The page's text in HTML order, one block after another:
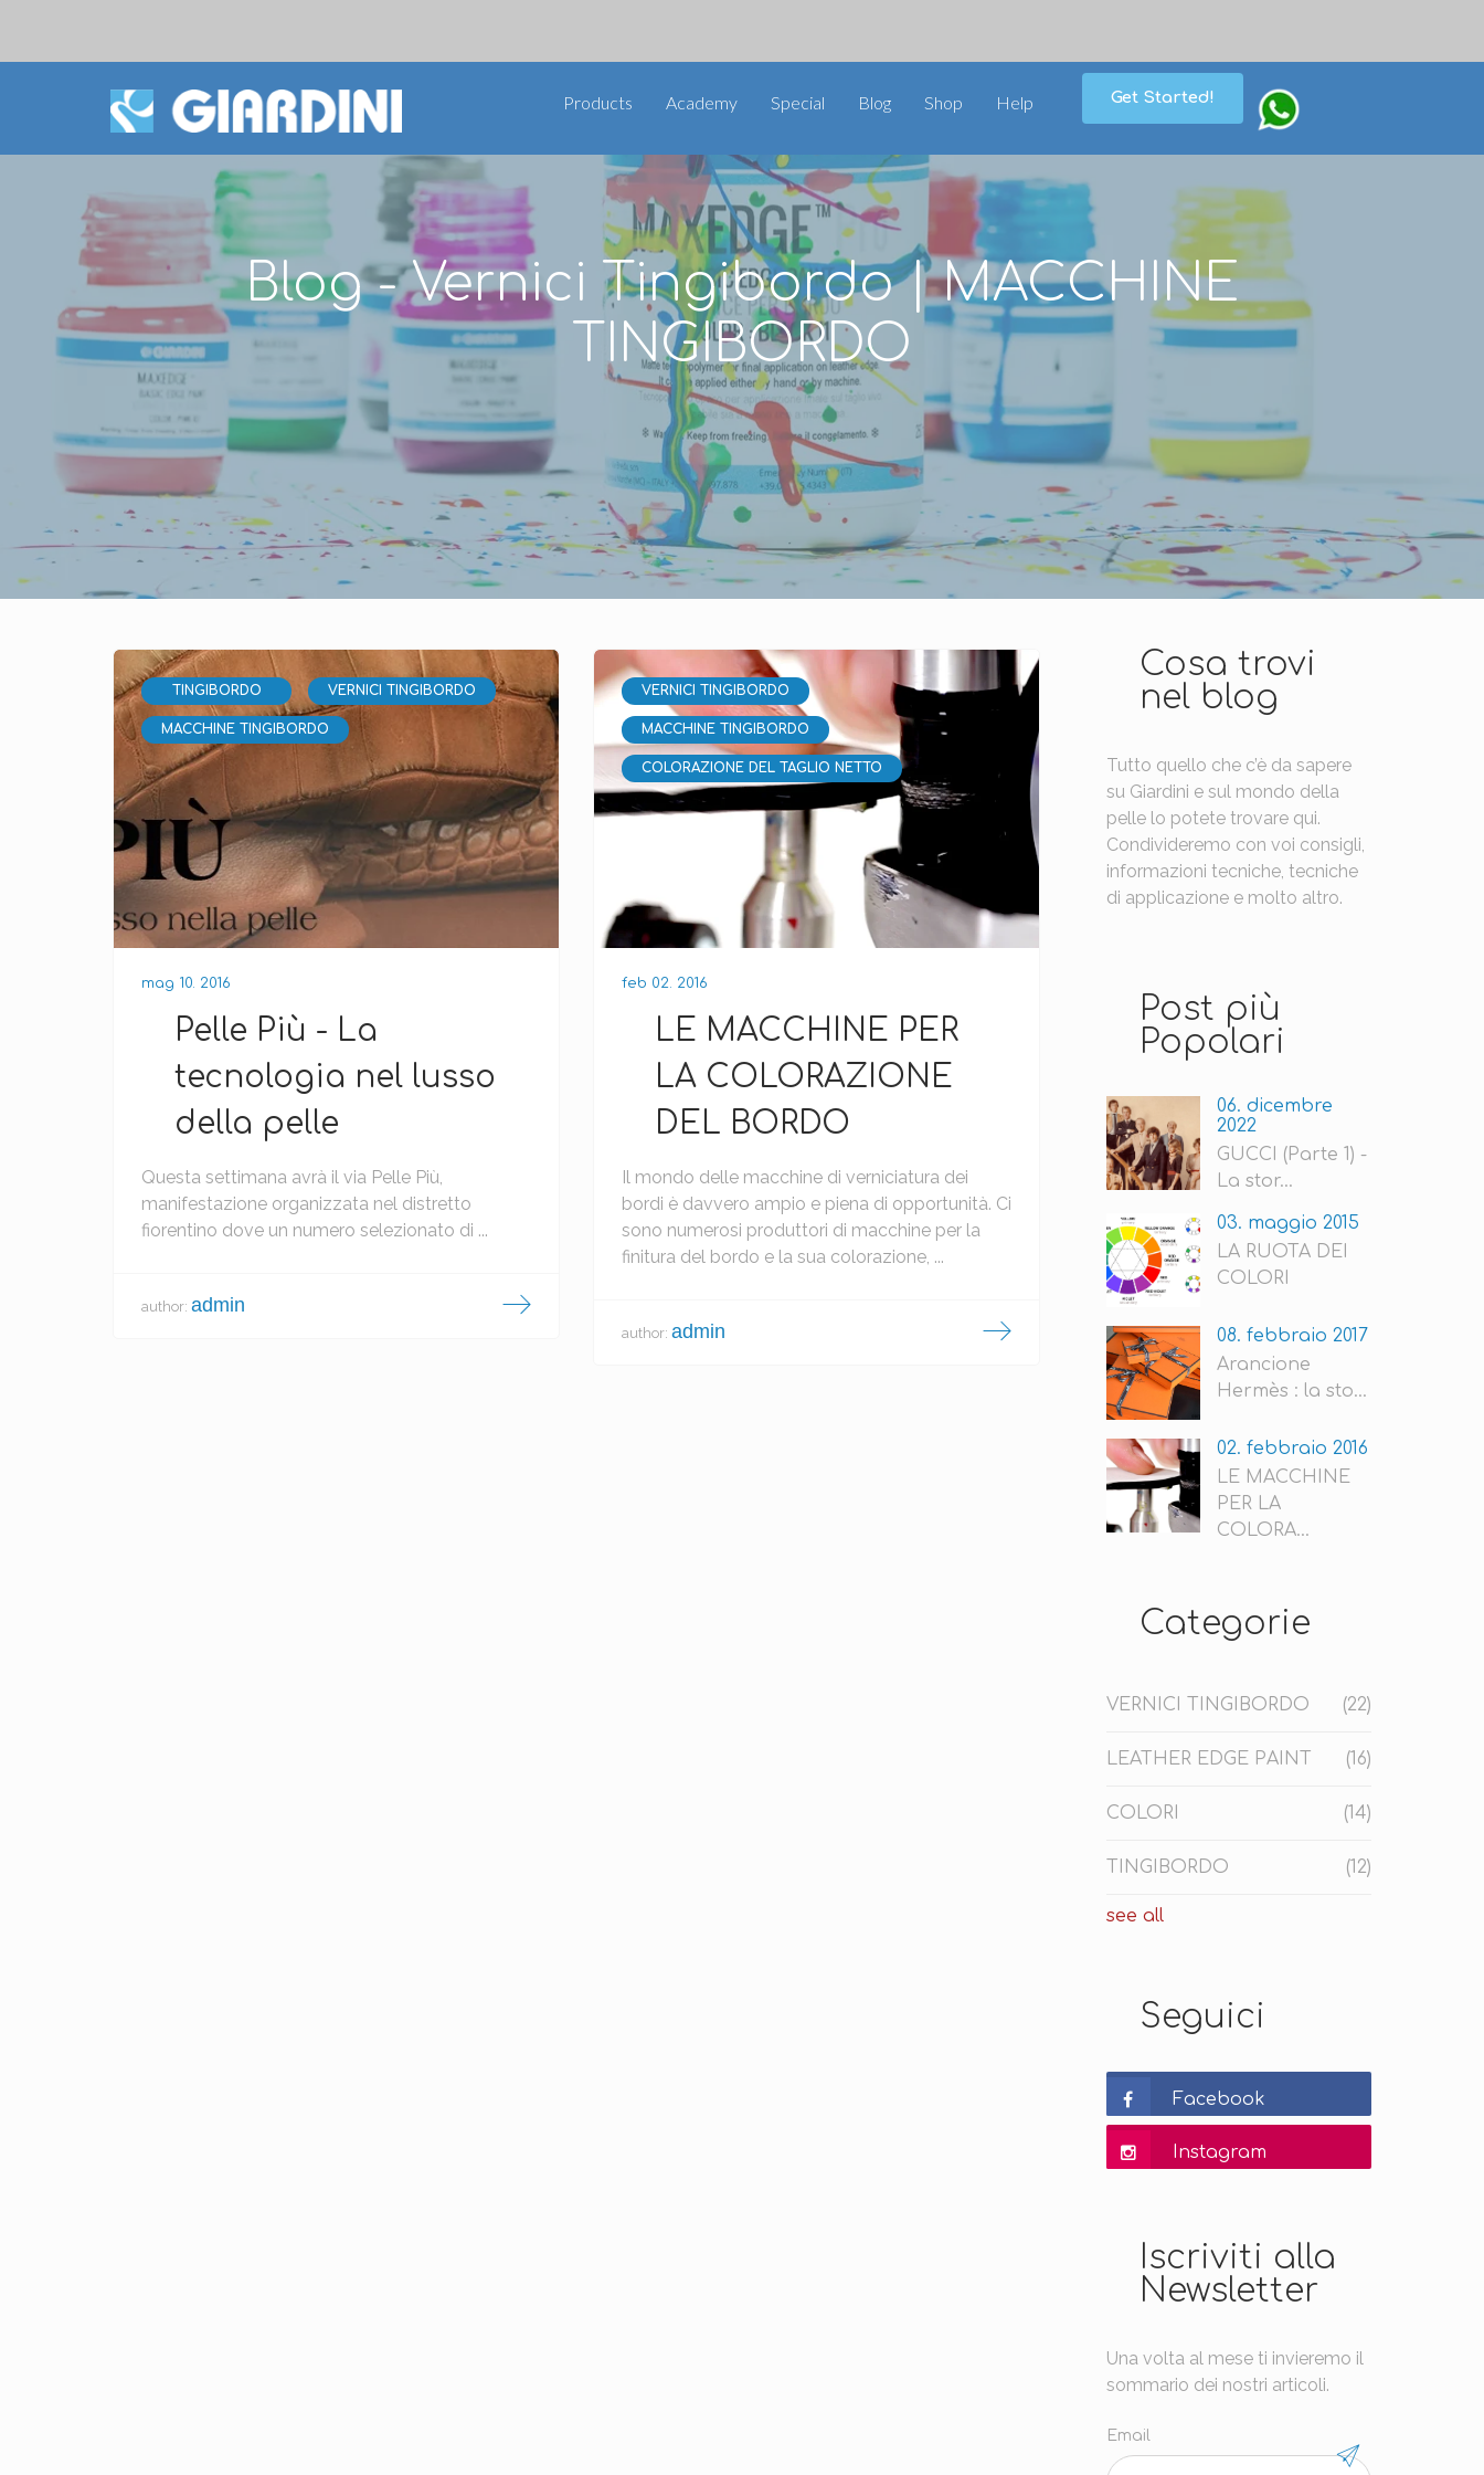
Products Academy Special Blog Shop Help Get Started!
Blog - Vernici Tingibordo | MACCHINE
TINGIBORDO
TINGIBORDO VERNICI TINGIBORDO
MACCHINE TINGIBORDO
mag 10. 2016
Pelle Più - La
tecnologia nel lusso
della pelle
Questa settimana avrà il via Pelle Più,
manifestazione organizzata nel distretto
fiorentino dove un numero selezionato di ...
author: admin
VERNICI TINGIBORDO
MACCHINE TINGIBORDO
COLORAZIONE DEL TAGLIO NETTO
feb 02. 2016
LE MACCHINE PER
LA COLORAZIONE
DEL BORDO
Il mondo delle macchine di verniciatura dei
bordi è davvero ampio e piena di opportunità. Ci
sono numerosi produttori di macchine per la
finitura del bordo e la sua colorazione, ...
author: admin
Cosa trovi
nel blog
Tutto quello che c’è da sapere
su Giardini e sul mondo della
pelle lo potete trovare qui.
Condivideremo con voi consigli,
informazioni tecniche, tecniche
di applicazione e molto altro.
Post più
Popolari
06. dicembre
2022
GUCCI (Parte 1) -
La stor...
03. maggio 2015
LA RUOTA DEI
COLORI
08. febbraio 2017
Arancione
Hermès : la sto...
02. febbraio 2016
LE MACCHINE
PER LA
COLORA...
Categorie
VERNICI TINGIBORDO (22)
LEATHER EDGE PAINT (16)
COLORI (14)
TINGIBORDO (12)
see all
Seguici
Facebook
Instagram
Iscriviti alla
Newsletter
Una volta al mese ti invieremo il
sommario dei nostri articoli.
Email